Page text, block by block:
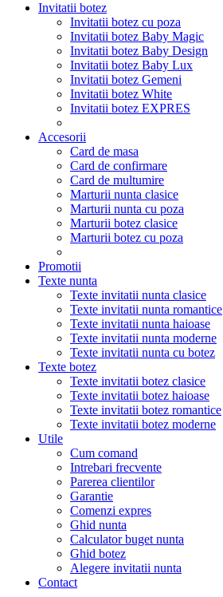
Invitatii botez
Invitatii botez cu poza
Invitatii botez Baby Magic
Invitatii botez Baby Design
Invitatii botez Baby Lux
Invitatii botez Gemeni
Invitatii botez White
Invitatii botez EXPRES
Accesorii
Card de masa
Card de confirmare
Card de multumire
Marturii nunta clasice
Marturii nunta cu poza
Marturii botez clasice
Marturii botez cu poza
Promotii
Texte nunta
Texte invitatii nunta clasice
Texte invitatii nunta romantice
Texte invitatii nunta haioase
Texte invitatii nunta moderne
Texte invitatii nunta cu botez
Texte botez
Texte invitatii botez clasice
Texte invitatii botez haioase
Texte invitatii botez romantice
Texte invitatii botez moderne
Utile
Cum comand
Intrebari frecvente
Parerea clientilor
Garantie
Comenzi expres
Ghid nunta
Calculator buget nunta
Ghid botez
Alegere invitatii nunta
Contact